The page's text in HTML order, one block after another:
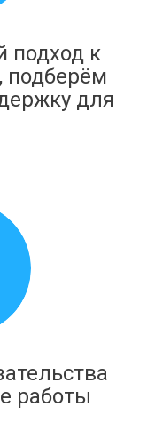
подход к
подберём
для
работы